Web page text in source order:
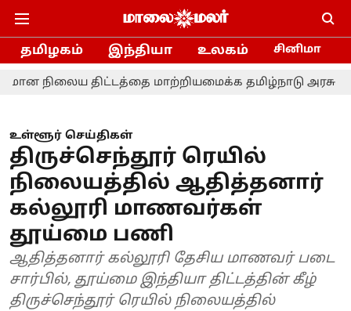
தமிழகம் இந்தியா உலகம் சினிமா
திட்டத்தை மாற்றியமைக்க தமிழ்நாடு அரசு
உள்ளூர் செய்திகள்
திருச்செந்தூர் ரெயில்
நிலையத்தில் ஆதித்தனார்
கல்லூரி மாணவர்கள்
தூய்மை பணி
ஆதித்தனார் கல்லூரி தேசிய மாணவர் படை
சார்பில், தூய்மை இந்தியா திட்டத்தின் கீழ்
திருச்செந்தூர் ரெயில் நிலையத்தில்